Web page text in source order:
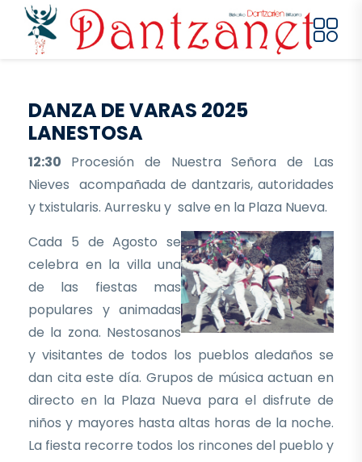
Pasar al contenido principal
DANZA DE VARAS 2025
LANESTOSA
12:30 Procesión de Nuestra Señora de Las
Nieves acompañada de dantzaris, autoridades
y txistularis. Aurresku y salve en la Plaza Nueva.
Cada 5 de Agosto se
celebra en la villa una
de las fiestas mas
populares y animadas
de la zona. Nestosanos
y visitantes de todos los pueblos aledaños se
dan cita este día. Grupos de música actuan en
directo en la Plaza Nueva para el disfrute de
niños y mayores hasta altas horas de la noche.
La fiesta recorre todos los rincones del pueblo y